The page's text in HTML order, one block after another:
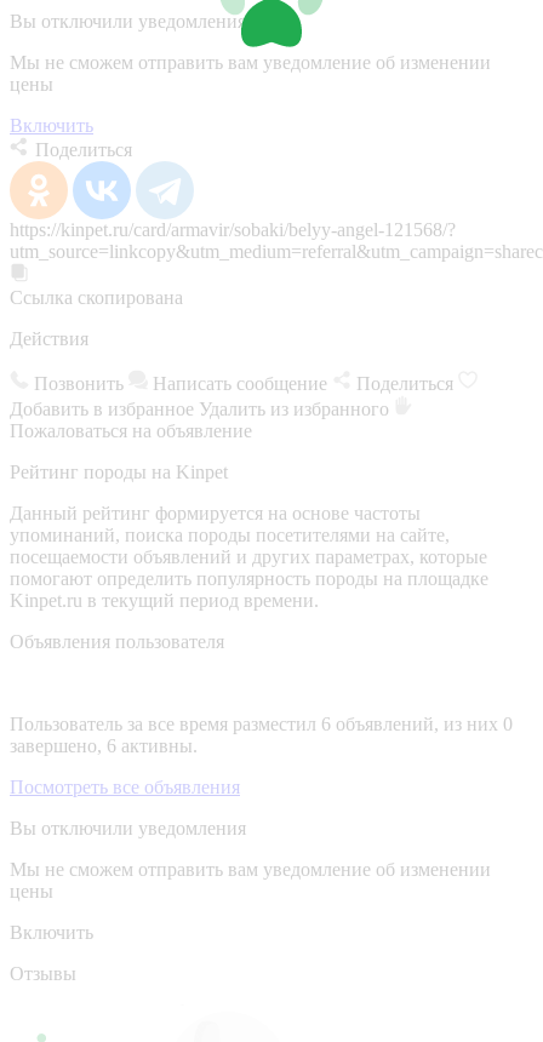
Вы отключили уведомления
Мы не сможем отправить вам уведомление об изменении
цены
Включить
Поделиться
https://kinpet.ru/card/armavir/sobaki/belyy-angel-121568/?
Ссылка скопирована
Действия
Позвонить Написать сообщение
Поделиться
Добавить в избранное Удалить из избранного
Пожаловаться на объявление
Рейтинг породы на Kinpet
Данный рейтинг формируется на основе частоты
упоминаний, поиска породы посетителями на сайте,
посещаемости объявлений и других параметрах, которые
помогают определить популярность породы на площадке
Kinpet.ru в текущий период времени.
Объявления пользователя
Пользователь за все время разместил 6 объявлений, из них 0
завершено, 6 активны.
Посмотреть все объявления
Вы отключили уведомления
Мы не сможем отправить вам уведомление об изменении
цены
Включить
Отзывы